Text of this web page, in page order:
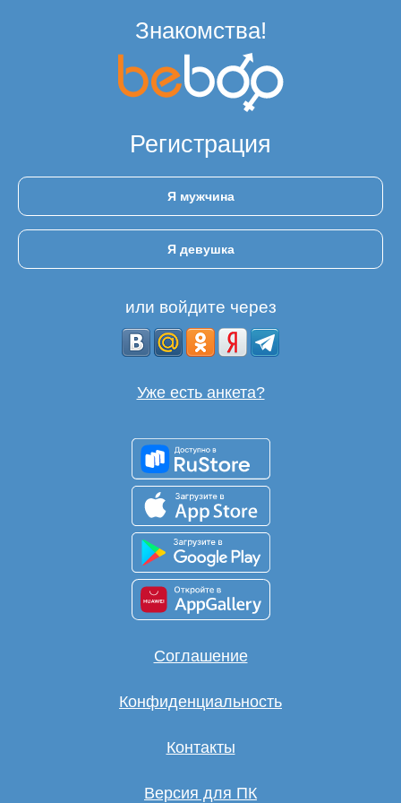
Знакомства!
Регистрация
Я мужчина
Я девушка
или войдите через
Уже есть анкета?
Соглашение
Конфиденциальность
Контакты
Версия для ПК